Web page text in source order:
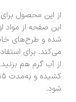
از این محصول
این صفحه از مواد
شده و طرح‌های
می‌کند. برای
از آب گرم هم
شود.